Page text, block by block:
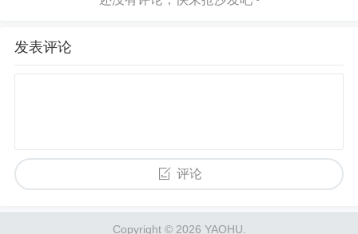
发表评论
评论
Copyright © 2026 YAOHU.